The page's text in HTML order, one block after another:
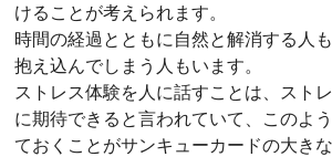
けることが考えられます。
時間の経過とともに自然と解消する人
抱え込んでしまう人もいます。
ストレス体験を人に話すことは、スト
に期待できると言われていて、このよ
ておくことがサンキューカードの大きな